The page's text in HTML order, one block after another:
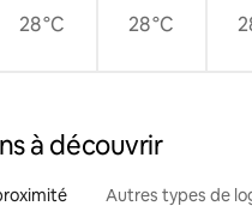
28 °C 28 °C
à découvrir
Autres types de